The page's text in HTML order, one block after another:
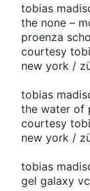
tobias
the none –
proenza
courtesy
new york /
tobias
the water of
courtesy
new york /
tobias
gel galaxy